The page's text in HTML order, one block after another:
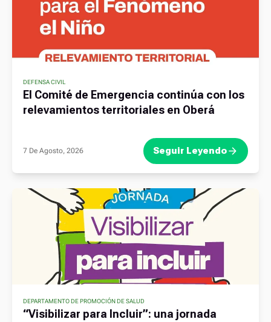
DEFENSA CIVIL
El Comité de Emergencia continúa con los
relevamientos territoriales en Oberá
7 De Agosto, 2026 Seguir Leyendo
DEPARTAMENTO DE PROMOCIÓN DE SALUD
“Visibilizar para Incluir”: una jornada